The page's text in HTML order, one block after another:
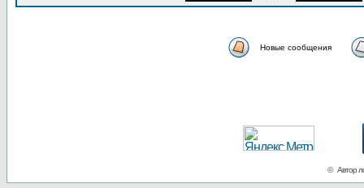
Новые сообщения
© Автор